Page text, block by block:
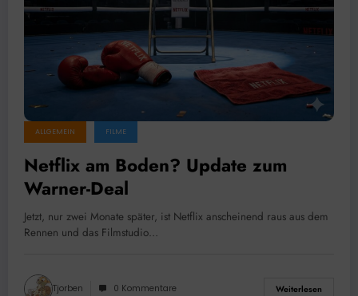
ALLGEMEIN FILME
Netflix am Boden? Update zum
Warner-Deal
Jetzt, nur zwei Monate später, ist Netflix anscheinend raus aus dem
Rennen und das Filmstudio…
Tjorben 0 Kommentare Weiterlesen